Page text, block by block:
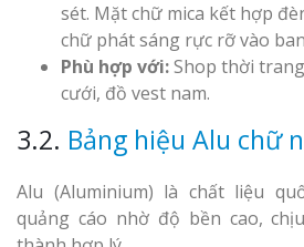
sét. Mặt chữ mica kết hợp
chữ phát sáng rực rỡ vào
Phù hợp với:Shop thời
cưới, đồ vest nam.
3.2. Bảng hiệu Alu chữ
Alu (Aluminium) là chất liệu
quảng cáo nhờ độ bền cao,